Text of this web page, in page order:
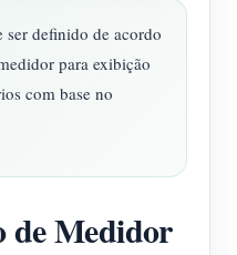
definido de acordo
para exibição
com base no
de Medidor